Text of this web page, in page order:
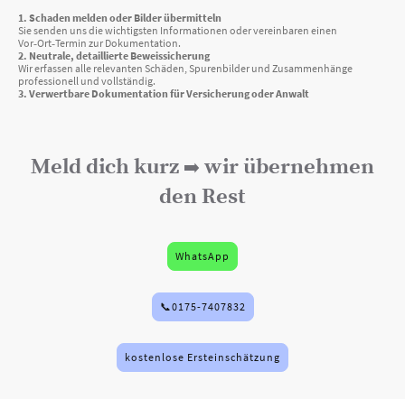
1. Schaden melden oder Bilder übermitteln
Sie senden uns die wichtigsten Informationen oder vereinbaren einen
Vor‑Ort‑Termin zur Dokumentation.
2. Neutrale, detaillierte Beweissicherung
Wir erfassen alle relevanten Schäden, Spurenbilder und Zusammenhänge
professionell und vollständig.
3. Verwertbare Dokumentation für Versicherung oder Anwalt
Meld dich kurz ➡️ wir übernehmen
den Rest
WhatsApp
📞0175-7407832
kostenlose Ersteinschätzung